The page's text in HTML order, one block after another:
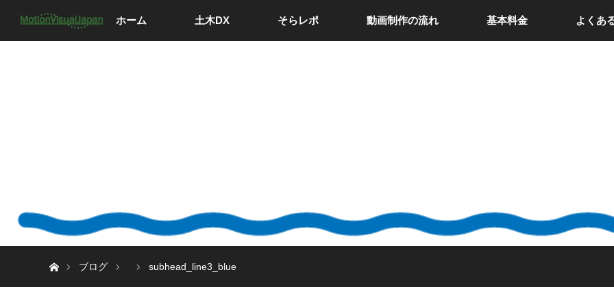
ホーム 土木DX そらレポ 動画制作の流れ 基本料金 よくあ
ブログ
subhead_line3_blue